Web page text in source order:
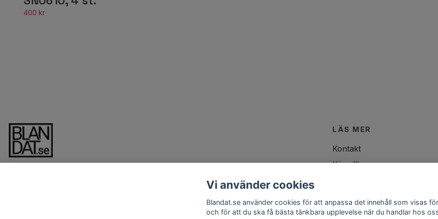
400 kr
LÄS MER
Kontakt
Köpvillkor
Vi använder cookies
Blandat.se använder cookies för att anpassa det innehåll som visas
och för att du ska få bästa tänkbara upplevelse när du handlar hos